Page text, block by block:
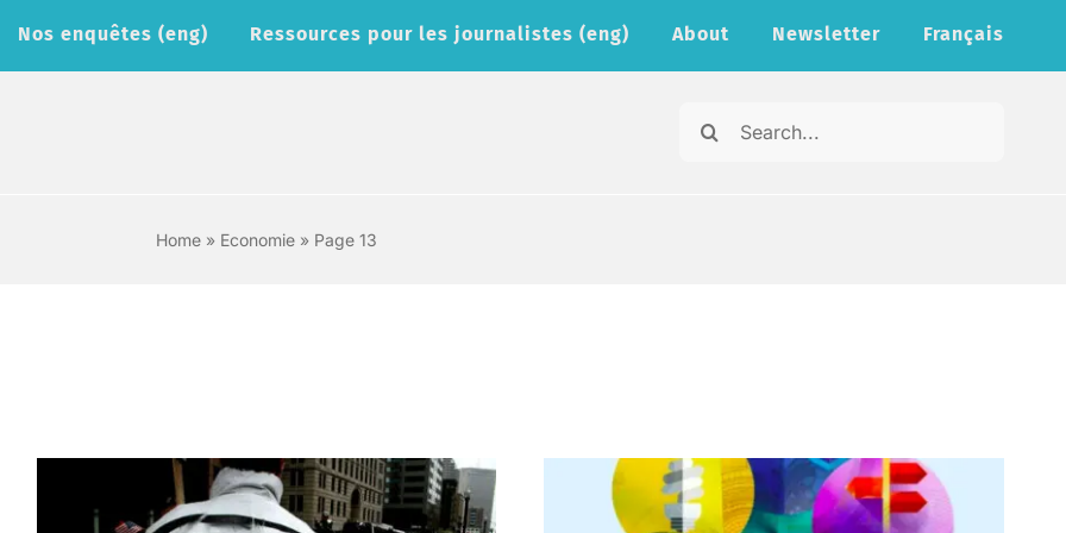
Nos enquêtes (eng) Ressources pour les journalistes (eng) About Newsletter Français
Search
Home » Economie » Page 13